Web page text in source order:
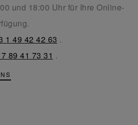
und 18:00 Uhr für Ihre Online-
1 49 42 42 63 .
89 41 73 31 .